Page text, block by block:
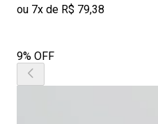
ou 7x de R$ 79,38
9% OFF